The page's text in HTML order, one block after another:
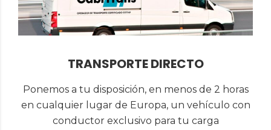
TRANSPORTE DIRECTO
Ponemos a tu disposición, en menos de 2 horas
en cualquier lugar de Europa, un vehículo con
conductor exclusivo para tu carga